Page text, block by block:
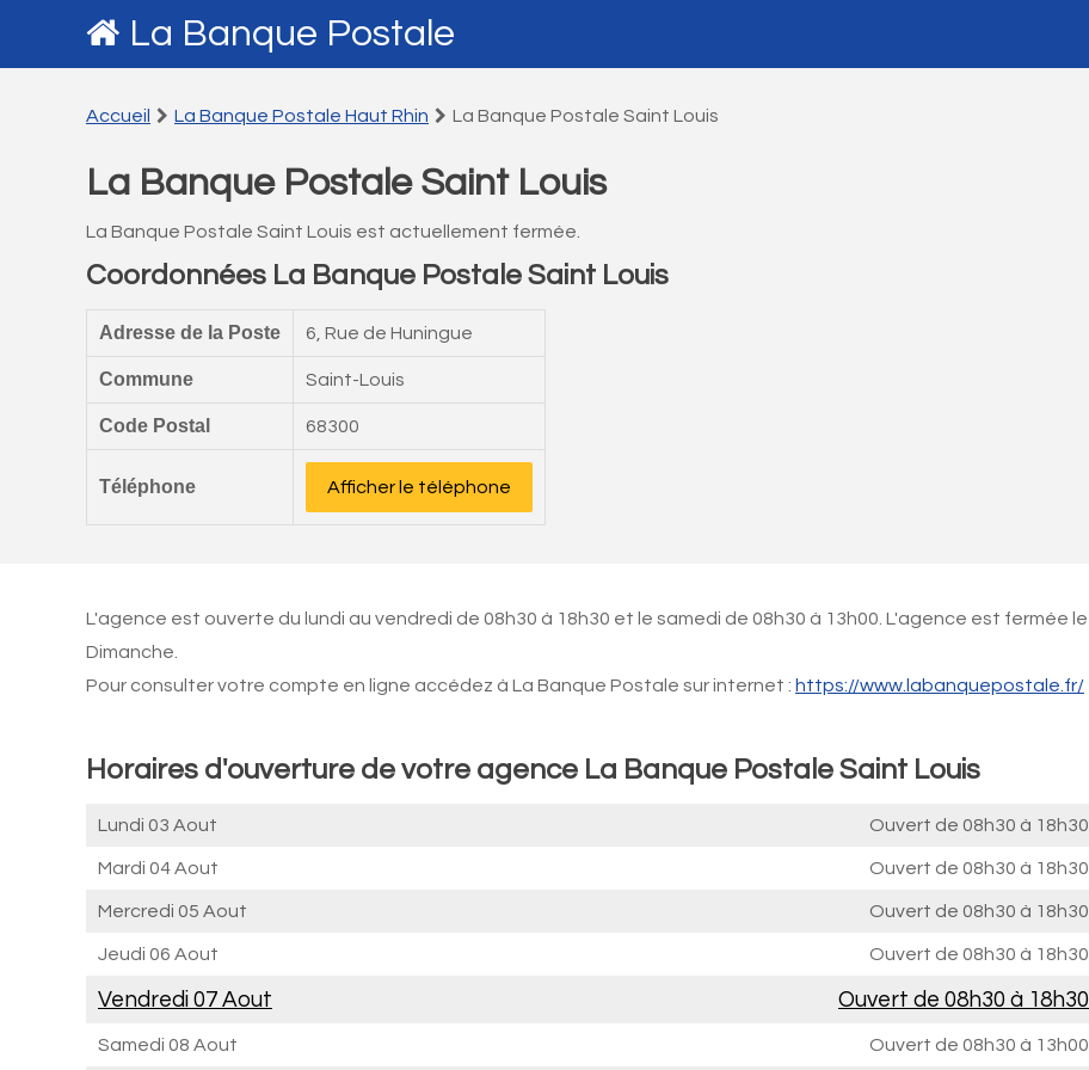
La Banque Postale
Accueil La Banque Postale Haut Rhin La Banque Postale Saint Louis
La Banque Postale Saint Louis
La Banque Postale Saint Louis est actuellement fermée.
Coordonnées La Banque Postale Saint Louis
Adresse de la Poste 6, Rue de Huningue
Commune Saint-Louis
Code Postal 68300
Téléphone Afficher le téléphone
L'agence est ouverte du lundi au vendredi de 08h30 à 18h30 et le samedi de 08h30 à 13h00. L'agence est fermée le
Dimanche.
Pour consulter votre compte en ligne accédez à La Banque Postale sur internet : https://www.labanquepostale.fr/
Horaires d'ouverture de votre agence La Banque Postale Saint Louis
Lundi 03 Aout Ouvert de 08h30 à 18h30
Mardi 04 Aout Ouvert de 08h30 à 18h30
Mercredi 05 Aout Ouvert de 08h30 à 18h30
Jeudi 06 Aout Ouvert de 08h30 à 18h30
Vendredi 07 Aout Ouvert de 08h30 à 18h30
Samedi 08 Aout Ouvert de 08h30 à 13h00